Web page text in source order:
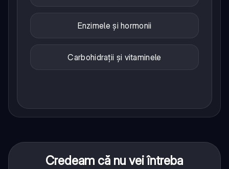
Enzimele și hormonii
Carbohidrații și vitaminele
Credeam că nu vei întreba